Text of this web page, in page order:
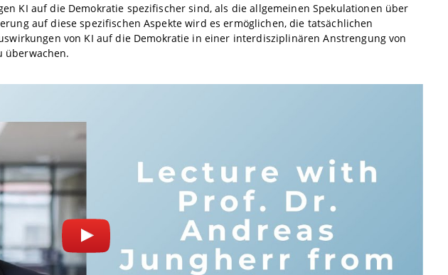
KI auf die Demokratie spezifischer sind, als die allgemeinen Spekulationen über
auf diese spezifischen Aspekte wird es ermöglichen, die tatsächlichen
von KI auf die Demokratie in einer interdisziplinären Anstrengung von
überwachen.